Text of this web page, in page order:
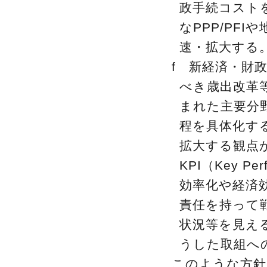
政手続コスト
なPPP/PFIや
速・拡大する
f 新経済・財政
べき歳出改革
まれた主要分
程を具体化す
拡大する観点
KPI（Key
効率化や経済
責任を持って
状況等を見え
うした取組へ
このような方